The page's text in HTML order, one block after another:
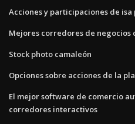
Acciones y participaciones de
Mejores corredores de negocios
Stock photo camaleón
Opciones sobre acciones de la
El mejor software de comercio
corredores interactivos